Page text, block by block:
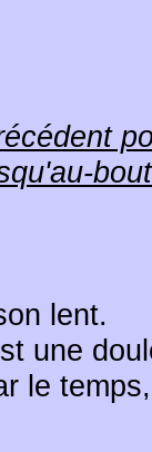
lent.
une
le